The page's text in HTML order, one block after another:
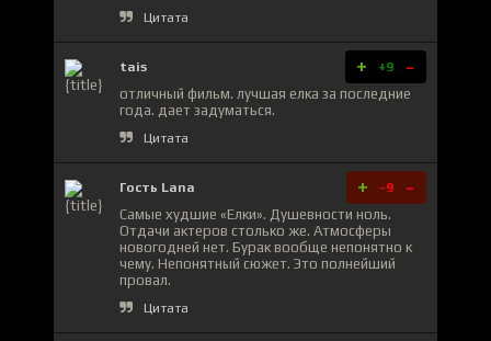
Цитата
tais + +9 -
отличный фильм. лучшая елка за последние
года. дает задуматься.
Цитата
Гость Lana + -9 -
Самые худшие «Елки». Душевности ноль.
Отдачи актеров столько же. Атмосферы
новогодней нет. Бурак вообще непонятно к
чему. Непонятный сюжет. Это полнейший
провал.
Цитата